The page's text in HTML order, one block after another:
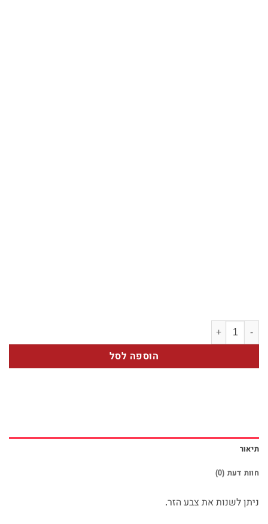
כמות של שמש
הוספה לסל
תיאור
חוות דעת (0)
ניתן לשנות את צבע הזר.